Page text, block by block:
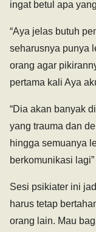
ingat betul apa
“Aya jelas butuh
seharusnya punya
orang agar
pertama kali Aya
“Dia akan banyak
yang trauma dan
hingga semuanya
berkomunikasi lagi”
Sesi psikiater ini
harus tetap
orang lain. Mau